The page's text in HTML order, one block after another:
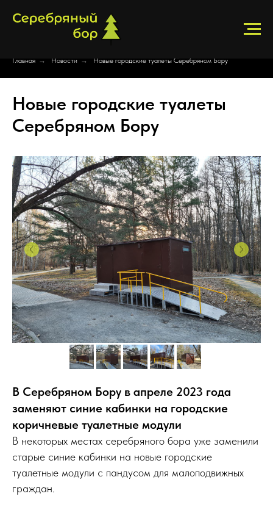
Главная → Новости → Новые городские туалеты Серебряном Бору
Новые городские туалеты
Серебряном Бору
В Серебряном Бору в апреле 2023 года
заменяют синие кабинки на городские
коричневые туалетные модули
В некоторых местах серебряного бора уже заменили
старые синие кабинки на новые городские
туалетные модули с пандусом для малоподвижных
граждан.